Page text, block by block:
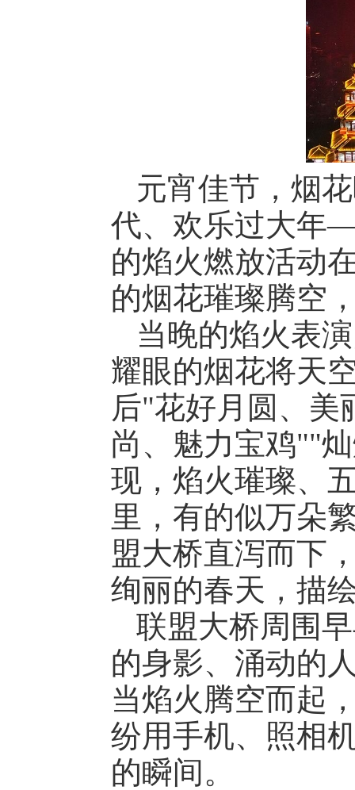
元宵佳节，烟
代、欢乐过大年
的焰火燃放活动
的烟花璀璨腾空
当晚的焰火表
耀眼的烟花将天
后"花好月圆、
尚、魅力宝鸡""
现，焰火璀璨、
里，有的似万朵
盟大桥直泻而下
绚丽的春天，描
联盟大桥周围
的身影、涌动的
当焰火腾空而起
纷用手机、照相
的瞬间。